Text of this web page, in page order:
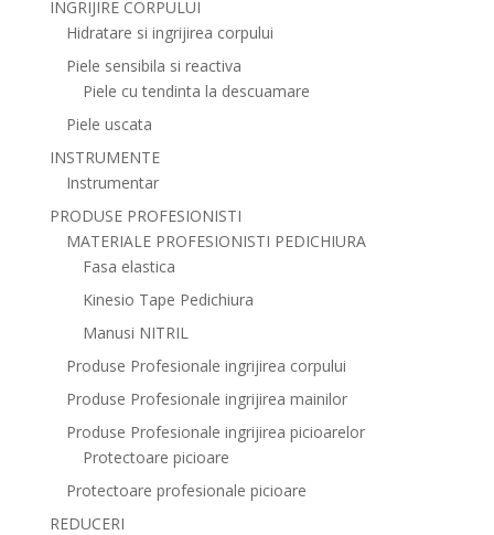
INGRIJIRE CORPULUI
Hidratare si ingrijirea corpului
Piele sensibila si reactiva
Piele cu tendinta la descuamare
Piele uscata
INSTRUMENTE
Instrumentar
PRODUSE PROFESIONISTI
MATERIALE PROFESIONISTI PEDICHIURA
Fasa elastica
Kinesio Tape Pedichiura
Manusi NITRIL
Produse Profesionale ingrijirea corpului
Produse Profesionale ingrijirea mainilor
Produse Profesionale ingrijirea picioarelor
Protectoare picioare
Protectoare profesionale picioare
REDUCERI